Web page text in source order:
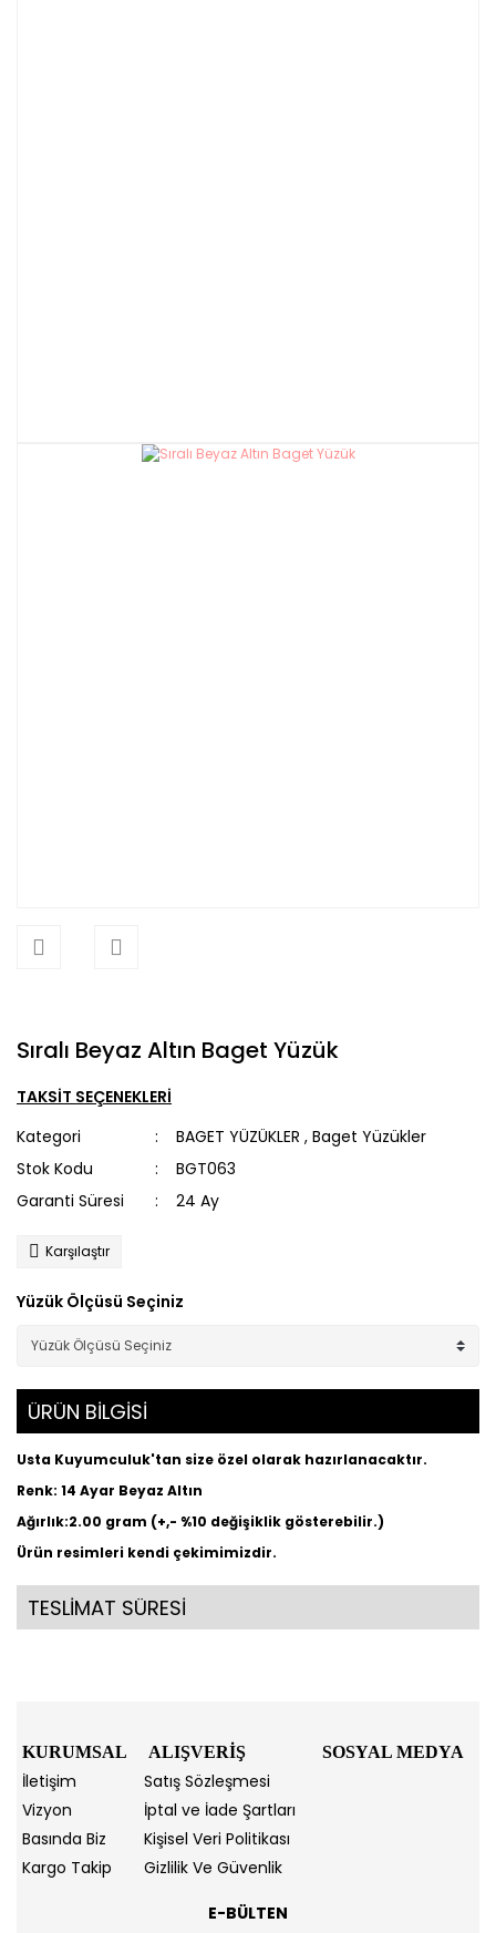
Sıralı Beyaz Altın Baget Yüzük
TAKSİT SEÇENEKLERİ
Kategori
BAGET YÜZÜKLER ,Baget Yüzükler
Stok Kodu
BGT063
Garanti Süresi
24 Ay
Karşılaştır
Yüzük Ölçüsü Seçiniz
ÜRÜN BİLGİSİ
Usta Kuyumculuk'tan size özel olarak hazırlanacaktır.
Renk: 14 Ayar Beyaz Altın
Ağırlık:2.00 gram (+,- %10 değişiklik gösterebilir.)
Ürün resimleri kendi çekimimizdir.
TESLİMAT SÜRESİ
KURUMSAL ALIŞVERİŞ SOSYAL MEDYA
İletişim
Satış Sözleşmesi
Vizyon
İptal ve İade Şartları
Basında Biz
Kişisel Veri Politikası
Kargo Takip
Gizlilik Ve Güvenlik
E-BÜLTEN